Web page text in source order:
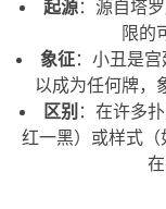
起源：源自塔
限的
象征：小丑是
以成为任何牌，
区别 ：在许多
红一黑）或样式（